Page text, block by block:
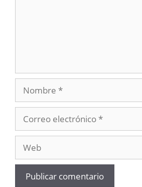
electrónico